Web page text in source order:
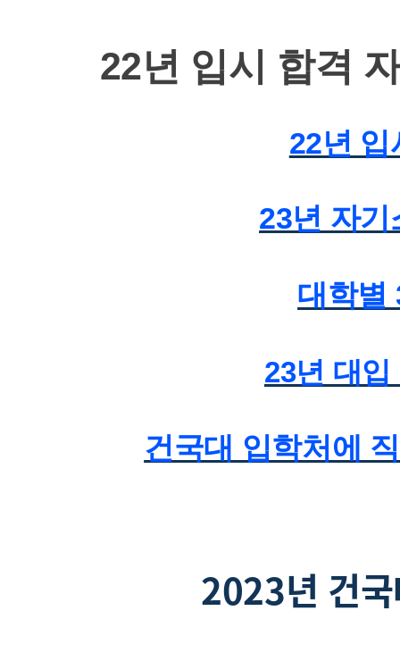
22년 입시 합격
22년 입
23년 자기
대학별
23년 대
건국대 입학처에
2023년 건